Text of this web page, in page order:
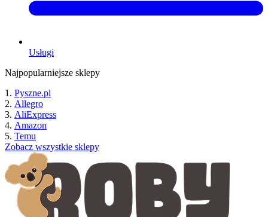
Usługi
Najpopularniejsze sklepy
Pyszne.pl
Allegro
AliExpress
Amazon
Temu
Zobacz wszystkie sklepy